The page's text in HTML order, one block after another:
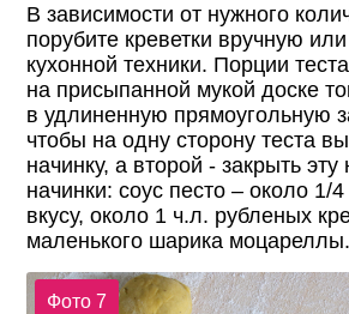
В зависимости от нужного
порубите креветки вручную
кухонной техники. Порции
на присыпанной мукой доске
в удлиненную прямоугольную
чтобы на одну сторону теста
начинку, а второй - закрыть эту
начинки: соус песто – около 1/
вкусу, около 1 ч.л. рубленых
маленького шарика моцареллы.
Фото 7